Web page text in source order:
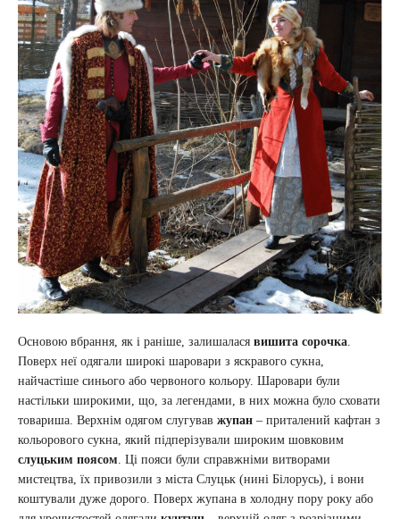
Основою вбрання, як і раніше, залишалася вишита сорочка
Поверх неї одягали широкі шаровари з яскравого сукна,
найчастіше синього або червоного кольору. Шаровари були
настільки широкими, що, за легендами, в них можна було сховати
товариша. Верхнім одягом слугував жупан – приталений кафтан з
кольорового сукна, який підперізували широким шовковим
слуцьким поясом . Ці пояси були справжніми витворами
мистецтва, їх привозили з міста Слуцьк (нині Білорусь), і вони
коштували дуже дорого. Поверх жупана в холодну пору року або